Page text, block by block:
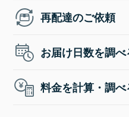
再配達のご依頼
お届け日数を調べ
料金を計算・調べ